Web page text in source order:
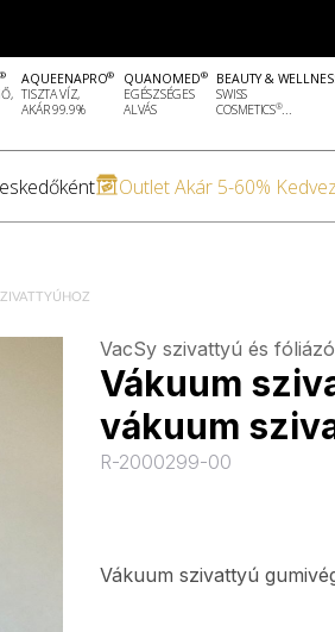
® AQUEENAPRO®
TISZTA VÍZ,
AKÁR 99.9%
QUANOMED®
EGÉSZSÉGES
ALVÁS
BEAUTY &
SWISS
COSMETICS®...
Outlet Akár 5-60%
VacSy szivattyú és fóliázó
Vákuum
vákuum
R-2000299-00
Vákuum szivattyú